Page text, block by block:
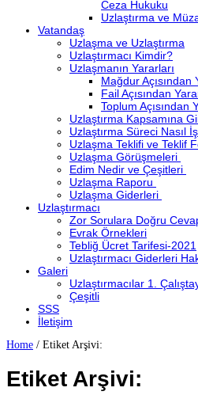
Ceza Hukuku
Uzlaştırma ve
Vatandaş
Uzlaşma ve Uzlaştırma
Uzlaştırmacı Kimdir?
Uzlaşmanın Yararları
Mağdur Açısından
Fail Açısından
Toplum Açısından
Uzlaştırma Kapsamına
Uzlaştırma Süreci Nasıl
Uzlaşma Teklifi ve Teklif
Uzlaşma Görüşmeleri
Edim Nedir ve Çeşitleri
Uzlaşma Raporu
Uzlaşma Giderleri
Uzlaştırmacı
Zor Sorulara Doğru
Evrak Örnekleri
Tebliğ Ücret Tarifesi-2021
Uzlaştırmacı Giderleri
Galeri
Uzlaştırmacılar 1.
Çeşitli
SSS
İletişim
Home / Etiket Arşivi:
Etiket Arşivi: